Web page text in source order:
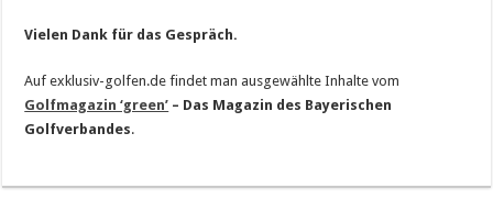
Vielen Dank für das Gespräch.
Auf exklusiv-golfen.de findet man ausgewählte Inhalte vom
Golfmagazin ‘green’ – Das Magazin des Bayerischen
Golfverbandes.